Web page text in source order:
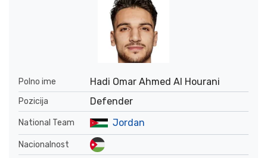
Polno ime Hadi Omar Ahmed Al Hourani
Pozicija Defender
National Team Jordan
Nacionalnost